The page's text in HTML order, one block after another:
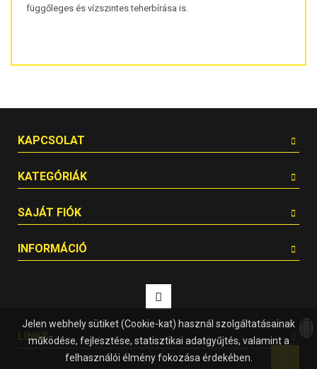
függőleges és vízszintes teherbírása is.
KAPCSOLAT
KATEGÓRIÁK
SAJÁT FIÓK
INFORMÁCIÓ
LINKS
Jelen webhely sütiket (Cookie-kat) használ szolgáltatásainak
működése, fejlesztése, statisztikai adatgyűjtés, valamint a
felhasználói élmény fokozása érdekében.